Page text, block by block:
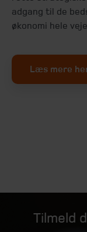
adgang til de
økonomi hele
Læs mere
Tilmeld